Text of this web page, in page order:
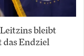
bleibt
das Endziel